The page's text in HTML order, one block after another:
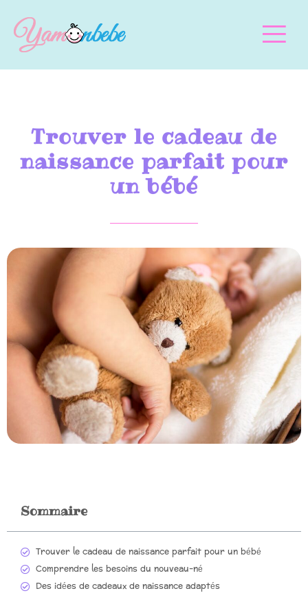
Trouver le cadeau de
naissance parfait pour
un bébé
Sommaire
Trouver le cadeau de naissance parfait pour un bébé
Comprendre les besoins du nouveau-né
Des idées de cadeaux de naissance adaptés